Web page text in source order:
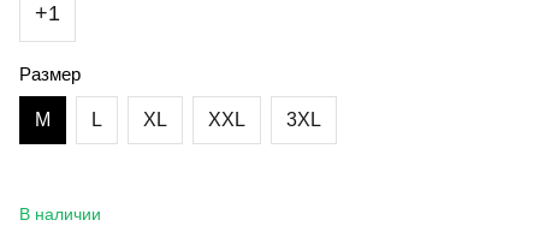
+1
Размер
M L XL XXL 3XL
В наличии